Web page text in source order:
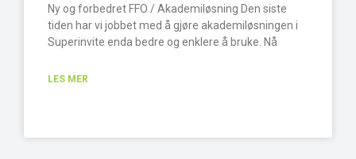
Ny og forbedret FFO / Akademiløsning Den siste
tiden har vi jobbet med å gjøre akademiløsningen i
Superinvite enda bedre og enklere å bruke. Nå
LES MER